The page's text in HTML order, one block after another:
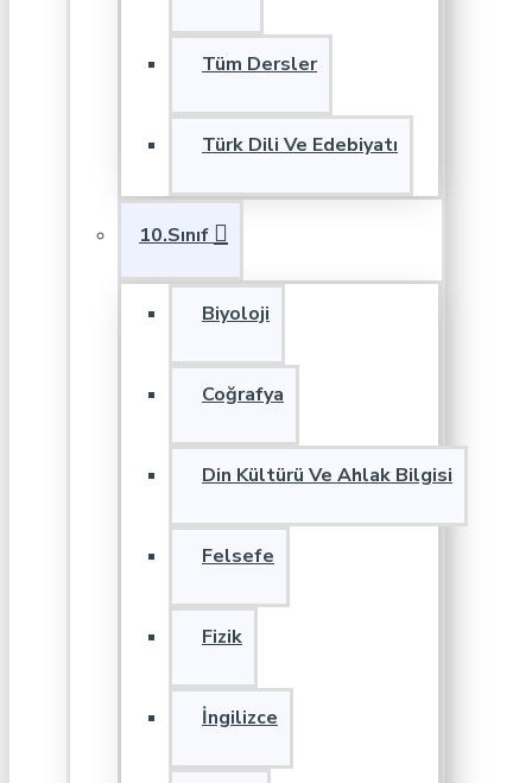
Tüm Dersler
Türk Dili Ve Edebiyatı
10.Sınıf
Biyoloji
Coğrafya
Din Kültürü Ve Ahlak Bilgisi
Felsefe
Fizik
İngilizce